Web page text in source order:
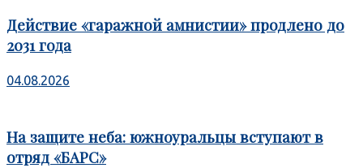
Действие «гаражной амнистии» продлено до
2031 года
04.08.2026
На защите неба: южноуральцы вступают в
отряд «БАРС»